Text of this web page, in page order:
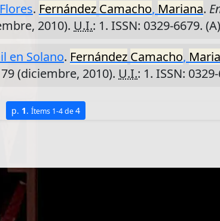
. Fernández Camacho, Mariana.
2010). U.I.: 1. ISSN: 0329-6679.
en Solano. Fernández Camacho,
(diciembre, 2010). U.I.: 1. ISSN:
p. 1. Ítems 1-4 de4